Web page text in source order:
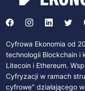
Cyfrowa Ekonomia od
technologii Blockchain i
Litecoin i Ethereum.
Cyfryzacji w ramach
cyfrowe" działającego